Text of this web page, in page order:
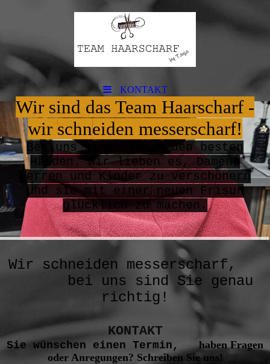
KONTAKT
Wir sind das Team Haarscharf -
wir schneiden messerscharf!
ei uns sind Sie in den besten
Händen. Wir lieben es, Damen,
Herren und Kinder zu verschönern
und sie mit einer neuen Frisur
glücklich zu machen.
Wir schneiden messerscharf,
bei uns sind Sie genau
richtig!
KONTAKT
Sie wünschen einen Termin,haben Fragen
oder Anregungen? Schreiben Sie uns!